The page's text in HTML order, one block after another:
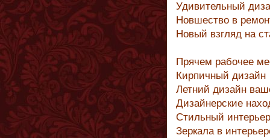
Удивительный
Новшество в
Новый взгляд на
Прячем рабочее
Кирпичный дизайн
Летний дизайн
Дизайнерские
Стильный
Зеркала в